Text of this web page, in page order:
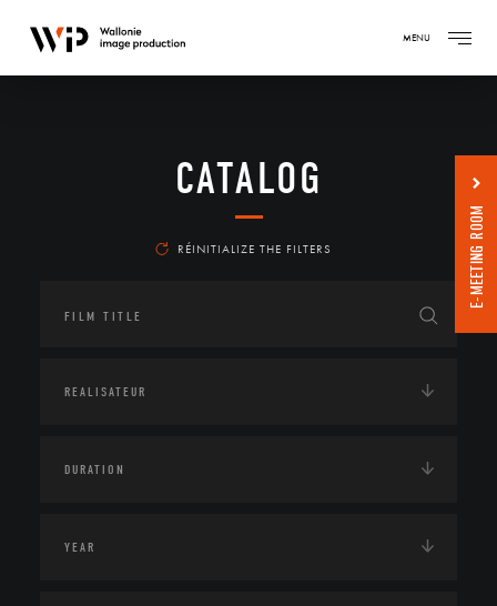
MENU
CATALOG
RÉINITIALIZE THE FILTERS E-MEETING ROOM